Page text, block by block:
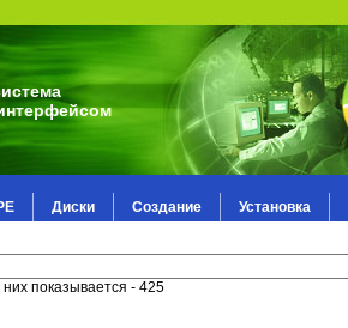
Диски Создание Установка
них показывается - 425